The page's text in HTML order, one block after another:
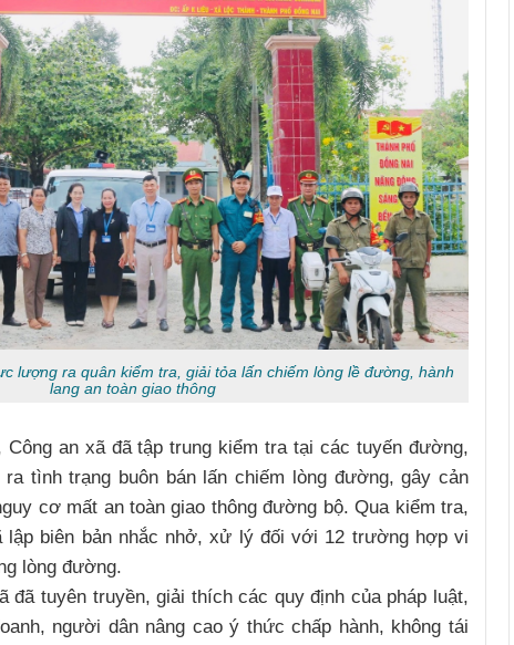
lượng ra quân kiểm tra, giải tỏa lấn chiếm lòng lề đường, hành
lang an toàn giao thông
Công an xã đã tập trung kiểm tra tại các tuyến đường,
tình trạng buôn bán lấn chiếm lòng đường, gây cản
cơ mất an toàn giao thông đường bộ. Qua kiểm tra,
lập biên bản nhắc nhở, xử lý đối với 12 trường hợp vi
lòng đường.
đã tuyên truyền, giải thích các quy định của pháp luật,
người dân nâng cao ý thức chấp hành, không tái